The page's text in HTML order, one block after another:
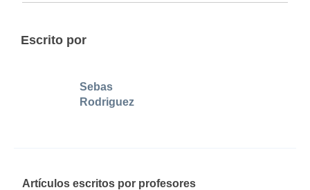
Escrito por
Sebas
Rodriguez
Artículos escritos por profesores